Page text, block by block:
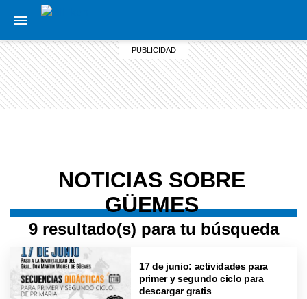
NOTICIAS SOBRE
GÜEMES
9 resultado(s) para tu búsqueda
17 de junio: actividades para
primer y segundo ciclo para
descargar gratis